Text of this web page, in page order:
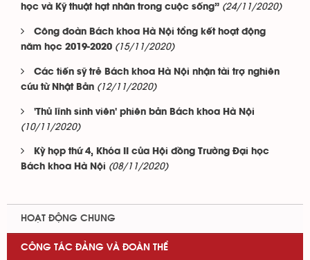
học và Kỹ thuật hạt nhân trong cuộc sống” (24/11/2020)
Công đoàn Bách khoa Hà Nội tổng kết hoạt động
năm học 2019-2020 (15/11/2020)
Các tiến sỹ trẻ Bách khoa Hà Nội nhận tài trợ nghiên
cứu từ Nhật Bản (12/11/2020)
'Thủ lĩnh sinh viên' phiên bản Bách khoa Hà Nội
(10/11/2020)
Kỳ họp thứ 4, Khóa II của Hội đồng Trường Đại học
Bách khoa Hà Nội (08/11/2020)
HOẠT ĐỘNG CHUNG
CÔNG TÁC ĐẢNG VÀ ĐOÀN THỂ